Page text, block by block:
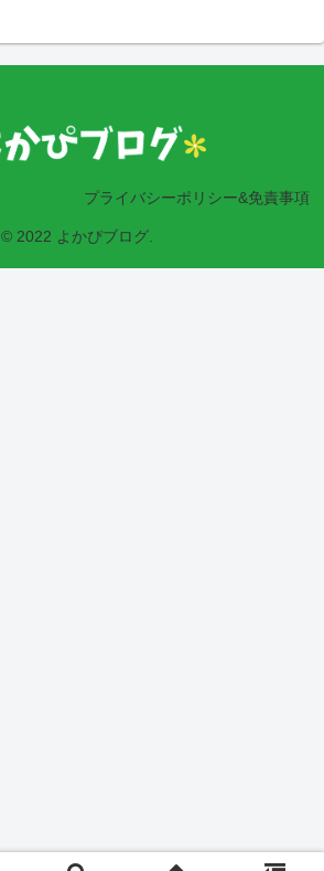
プライバシーポリシー&免責事項
© 2022 よかぴブログ.